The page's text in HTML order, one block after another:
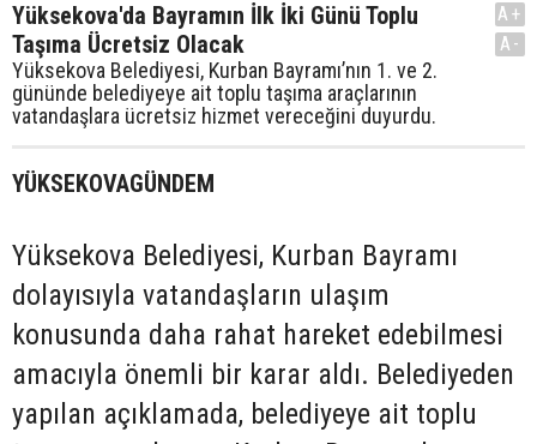
Yüksekova'da Bayramın İlk İki Günü Toplu
Taşıma Ücretsiz Olacak
Yüksekova Belediyesi, Kurban Bayramı’nın 1. ve 2.
gününde belediyeye ait toplu taşıma araçlarının
vatandaşlara ücretsiz hizmet vereceğini duyurdu.
A+
A-
YÜKSEKOVAGÜNDEM
Yüksekova Belediyesi, Kurban Bayramı
dolayısıyla vatandaşların ulaşım
konusunda daha rahat hareket edebilmesi
amacıyla önemli bir karar aldı. Belediyeden
yapılan açıklamada, belediyeye ait toplu